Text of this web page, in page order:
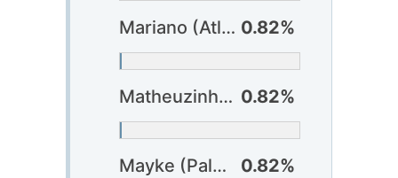
Mariano (Atlético-MG) 0.82%
Matheuzinho (Corinthians) 0.82%
Mayke (Palmeiras) ? 0.82%